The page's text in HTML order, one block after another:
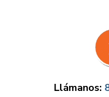
Llámanos: